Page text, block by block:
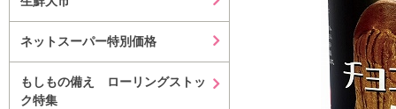
ネットスーパー特別価格
もしもの備え ローリングストッ
ク特集